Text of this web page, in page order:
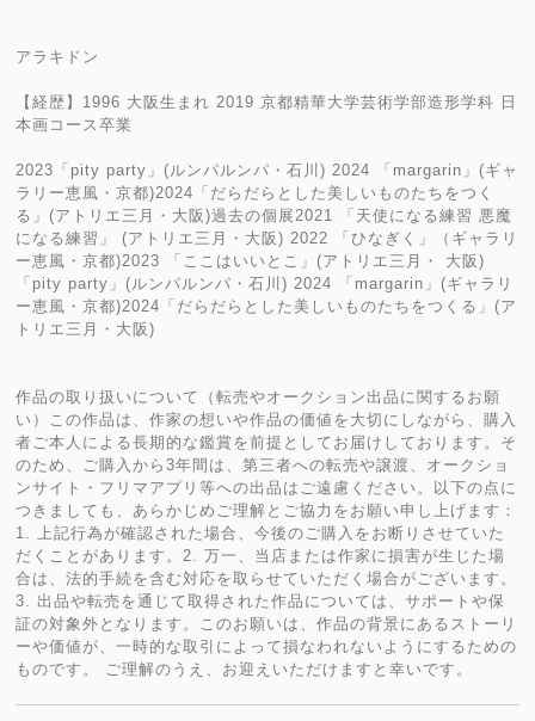
アラキドン
【経歴】1996 大阪生まれ 2019 京都精華大学芸術学部造形学科 日
本画コース卒業
2023「pity party」(ルンパルンパ・石川) 2024 「margarin」(ギャ
ラリー恵風・京都)2024「だらだらとした美しいものたちをつく
る」(アトリエ三月・大阪)過去の個展2021 「天使になる練習 悪魔
になる練習」 (アトリエ三月・大阪) 2022 「ひなぎく」（ギャラリ
ー恵風・京都)2023 「ここはいいとこ」(アトリエ三月・ 大阪)
「pity party」(ルンパルンパ・石川) 2024 「margarin」(ギャラリ
ー恵風・京都)2024「だらだらとした美しいものたちをつくる」(ア
トリエ三月・大阪)
作品の取り扱いについて（転売やオークション出品に関するお願
い）この作品は、作家の想いや作品の価値を大切にしながら、購入
者ご本人による長期的な鑑賞を前提としてお届けしております。そ
のため、ご購入から3年間は、第三者への転売や譲渡、オークショ
ンサイト・フリマアプリ等への出品はご遠慮ください。以下の点に
つきましても、あらかじめご理解とご協力をお願い申し上げます：
1. 上記行為が確認された場合、今後のご購入をお断りさせていた
だくことがあります。2. 万一、当店または作家に損害が生じた場
合は、法的手続を含む対応を取らせていただく場合がございます。
3. 出品や転売を通じて取得された作品については、サポートや保
証の対象外となります。このお願いは、作品の背景にあるストーリ
ーや価値が、一時的な取引によって損なわれないようにするための
ものです。 ご理解のうえ、お迎えいただけますと幸いです。